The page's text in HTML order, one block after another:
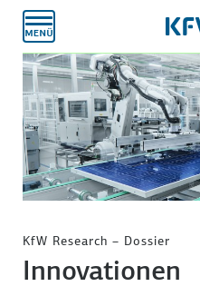
KfW Research – Dossier
Innovationen